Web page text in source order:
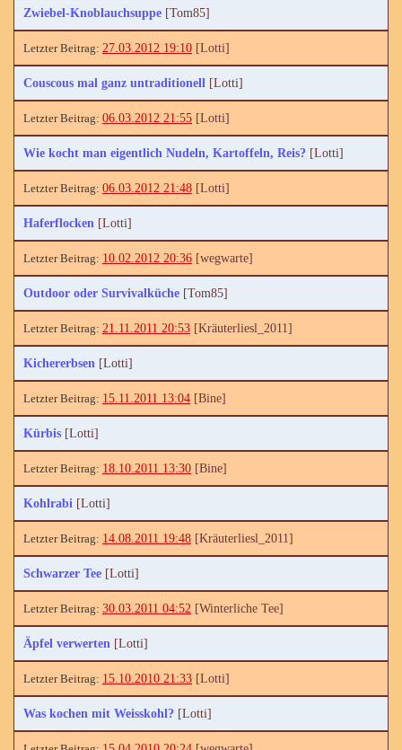
Zwiebel-Knoblauchsuppe [Tom85]
27.03.2012 19:10 [Lotti]
Couscous mal ganz untraditionell [Lotti]
06.03.2012 21:55 [Lotti]
Wie kocht man eigentlich Nudeln, Kartoffeln, Reis? [Lotti]
06.03.2012 21:48 [Lotti]
Haferflocken [Lotti]
10.02.2012 20:36 [wegwarte]
Outdoor oder Survivalküche [Tom85]
21.11.2011 20:53 [Kräuterliesl_2011]
Kichererbsen [Lotti]
15.11.2011 13:04 [Bine]
Kürbis [Lotti]
18.10.2011 13:30 [Bine]
Kohlrabi [Lotti]
14.08.2011 19:48 [Kräuterliesl_2011]
Schwarzer Tee [Lotti]
30.03.2011 04:52 [Winterliche Tee]
Äpfel verwerten [Lotti]
15.10.2010 21:33 [Lotti]
Was kochen mit Weisskohl? [Lotti]